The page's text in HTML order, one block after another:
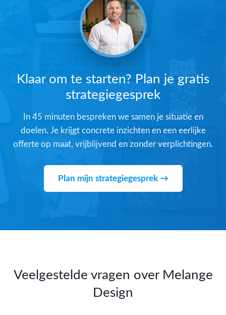
Klaar om te starten? Plan je gratis
strategiegesprek
In 45 minuten bespreken we samen je situatie en
doelen. Je krijgt concrete inzichten en een eerlijke
offerte op maat, vrijblijvend en zonder verplichtingen.
Plan mijn strategiegesprek →
Veelgestelde vragen over Melange
Design